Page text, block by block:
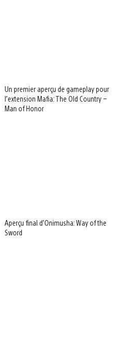
Un premier aperçu de gameplay pour
l’extension Mafia: The Old Country –
Man of Honor
Aperçu final d’Onimusha: Way of the
Sword